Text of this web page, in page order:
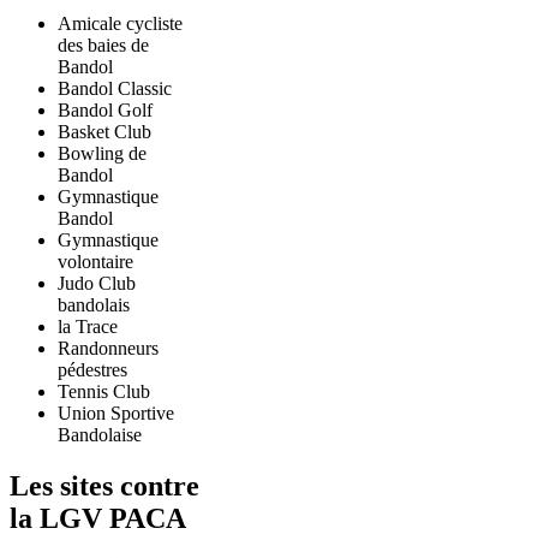
Amicale cycliste
des baies de
Bandol
Bandol Classic
Bandol Golf
Basket Club
Bowling de
Bandol
Gymnastique
Bandol
Gymnastique
volontaire
Judo Club
bandolais
la Trace
Randonneurs
pédestres
Tennis Club
Union Sportive
Bandolaise
Les sites contre
la LGV PACA